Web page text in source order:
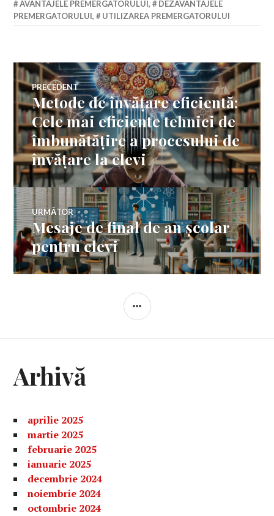
AVANTAJELE PREMERGATORULUI,
DEZAVANTAJELE
PREMERGATORULUI, UTILIZAREA PREMERGATORULUI
Navigare
în
articole
PRECEDENT
Articolul
anterior:
Metode de învățare eficientă:
Cele mai eficiente tehnici de
îmbunătățire a procesului de
învățare la elevi
URMĂTOR
Articolul
următor:
Mesaje de final de an școlar
pentru elevi
BARĂ
Arhivă
aprilie 2025
martie 2025
februarie 2025
ianuarie 2025
decembrie 2024
noiembrie 2024
octombrie 2024